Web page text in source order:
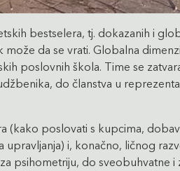
bestselera, tj. dokazanih i
da se vrati. Globalna
poslovnih škola. Time se
do članstva u
poslovati s kupcima,
i, konačno, ličnog
do sveobuhvatne i